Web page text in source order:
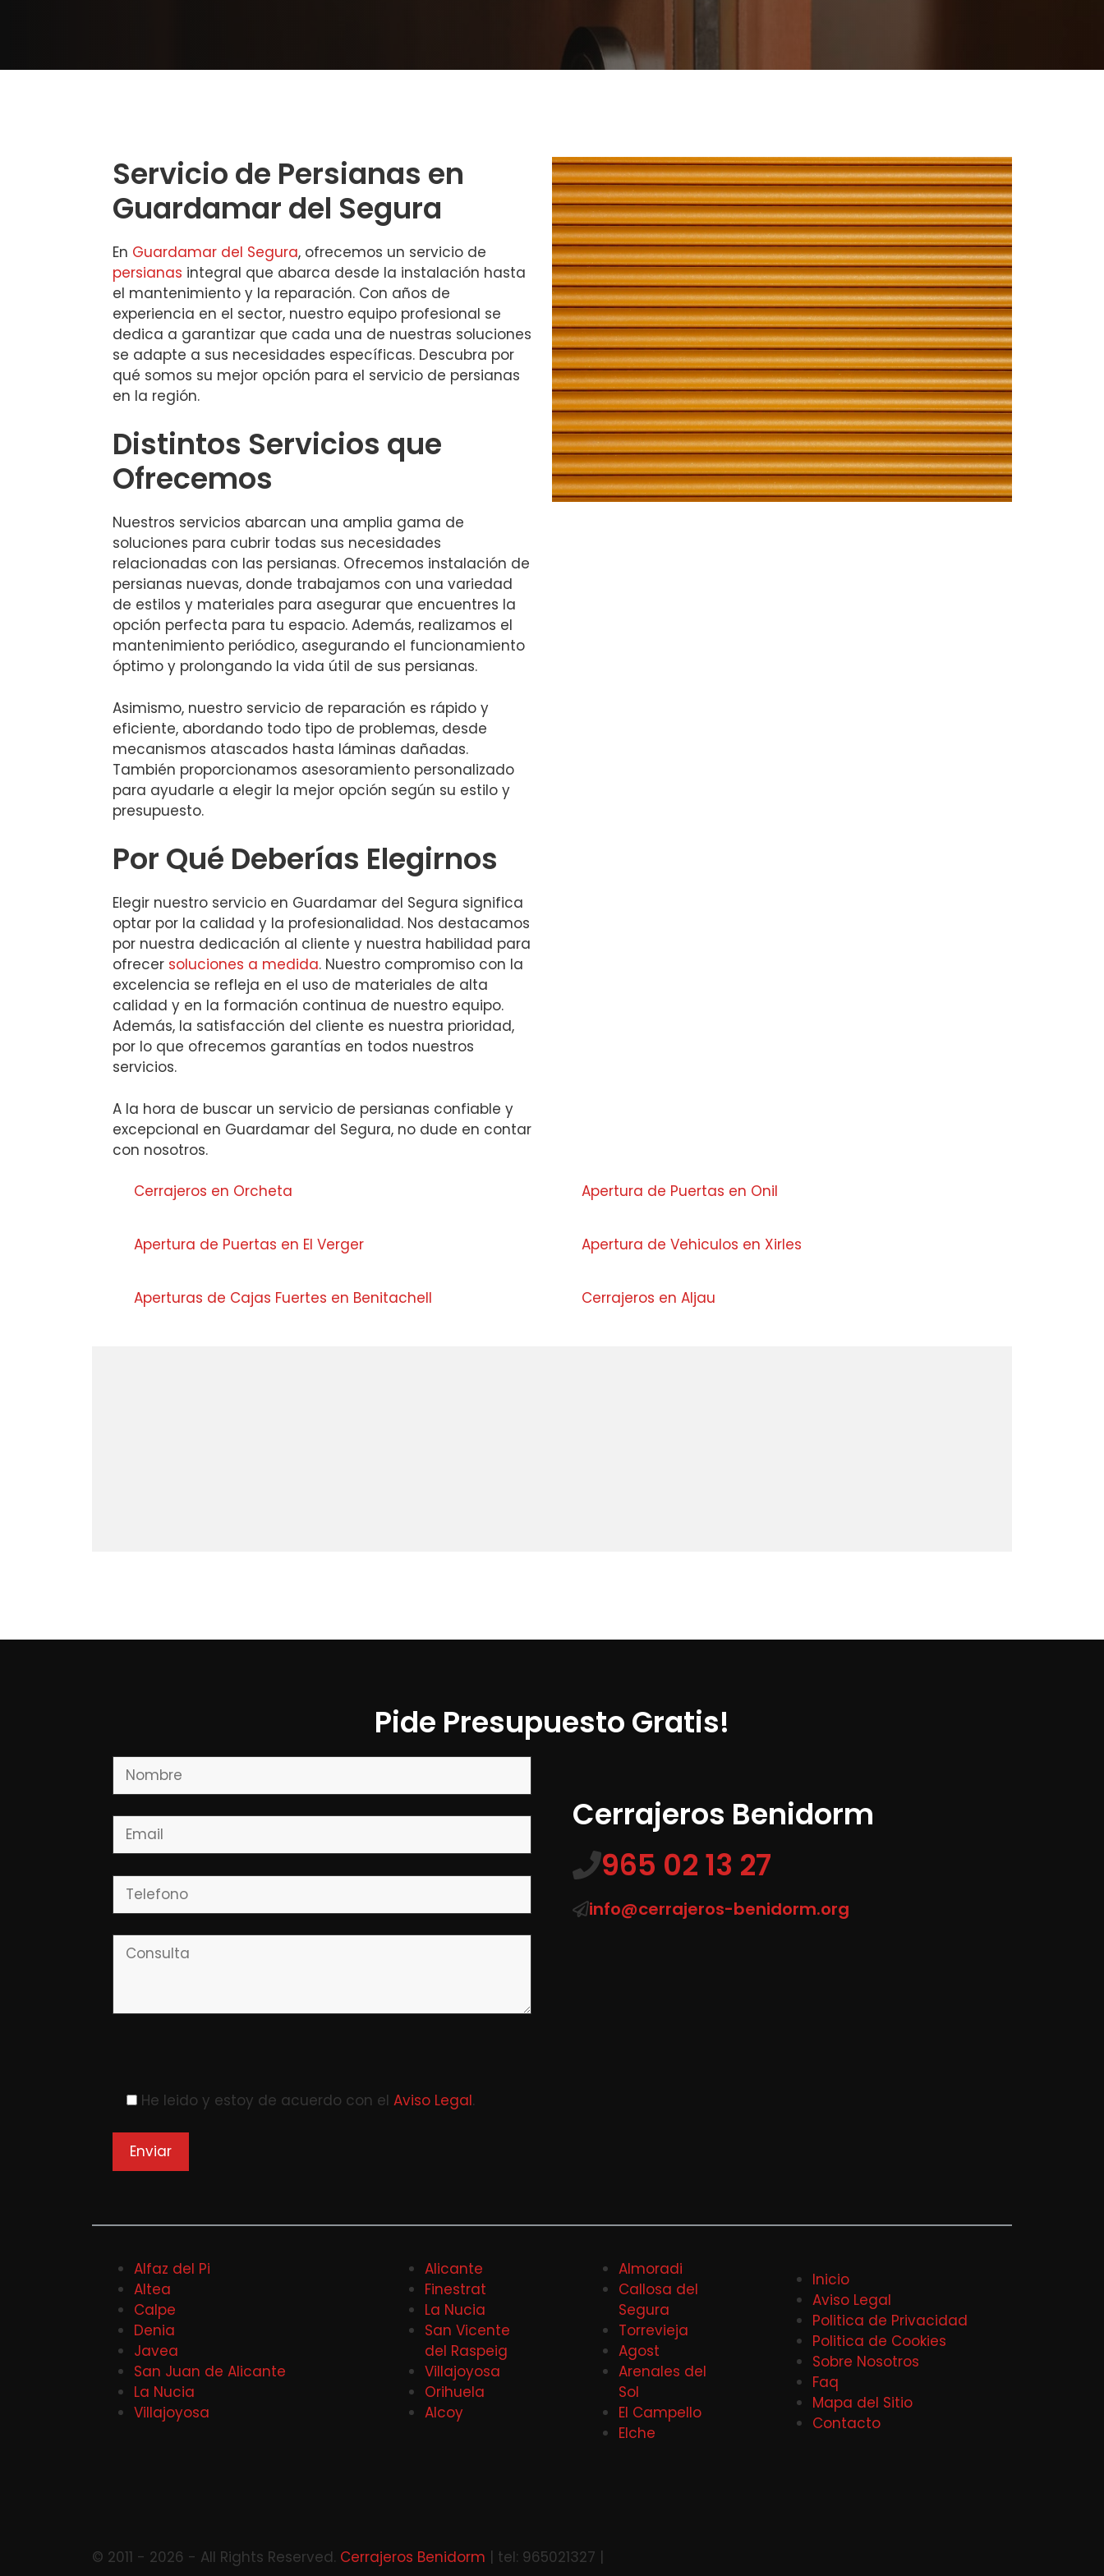
Servicio de Persianas en
Guardamar del Segura
En Guardamar del Segura, ofrecemos un servicio de
persianas integral que abarca desde la instalación hasta
el mantenimiento y la reparación. Con años de
experiencia en el sector, nuestro equipo profesional se
dedica a garantizar que cada una de nuestras soluciones
se adapte a sus necesidades específicas. Descubra por
qué somos su mejor opción para el servicio de persianas
en la región.
Distintos Servicios que
Ofrecemos
Nuestros servicios abarcan una amplia gama de
soluciones para cubrir todas sus necesidades
relacionadas con las persianas. Ofrecemos instalación de
persianas nuevas, donde trabajamos con una variedad
de estilos y materiales para asegurar que encuentres la
opción perfecta para tu espacio. Además, realizamos el
mantenimiento periódico, asegurando el funcionamiento
óptimo y prolongando la vida útil de sus persianas.
Asimismo, nuestro servicio de reparación es rápido y
eficiente, abordando todo tipo de problemas, desde
mecanismos atascados hasta láminas dañadas.
También proporcionamos asesoramiento personalizado
para ayudarle a elegir la mejor opción según su estilo y
presupuesto.
Por Qué Deberías Elegirnos
Elegir nuestro servicio en Guardamar del Segura significa
optar por la calidad y la profesionalidad. Nos destacamos
por nuestra dedicación al cliente y nuestra habilidad para
ofrecer soluciones a medida. Nuestro compromiso con la
excelencia se refleja en el uso de materiales de alta
calidad y en la formación continua de nuestro equipo.
Además, la satisfacción del cliente es nuestra prioridad,
por lo que ofrecemos garantías en todos nuestros
servicios.
A la hora de buscar un servicio de persianas confiable y
excepcional en Guardamar del Segura, no dude en contar
con nosotros.
Cerrajeros en Orcheta Apertura de Puertas en Onil
Apertura de Puertas en El Verger Apertura de Vehiculos en Xirles
Aperturas de Cajas Fuertes en Benitachell Cerrajeros en Aljau
Pide Presupuesto Gratis!
He leido y estoy de acuerdo con el Aviso Legal.
Cerrajeros Benidorm
965 02 13 27
info@cerrajeros-benidorm.org
Alfaz del Pi
Altea
Calpe
Denia
Javea
San Juan de Alicante
La Nucia
Villajoyosa
Alicante
Finestrat
La Nucia
San Vicente
del Raspeig
Villajoyosa
Orihuela
Alcoy
Almoradi
Callosa del
Segura
Torrevieja
Agost
Arenales del
Sol
El Campello
Elche
Inicio
Aviso Legal
Politica de Privacidad
Politica de Cookies
Sobre Nosotros
Faq
Mapa del Sitio
Contacto
© 2011 - 2026 - All Rights Reserved. Cerrajeros Benidorm | tel: 965021327 |